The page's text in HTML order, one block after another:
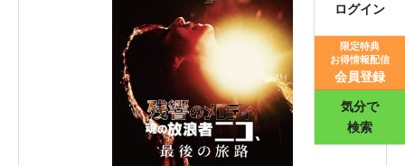
映画記事
映画評価
ログイン
限定特典
お得情報配信
会員登録
気分で
検索